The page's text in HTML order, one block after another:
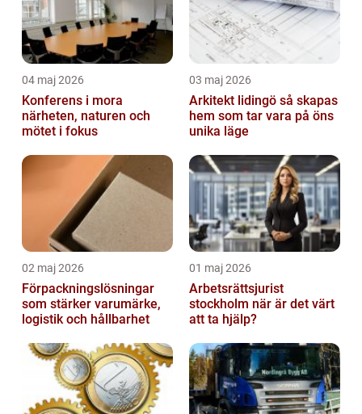
04 maj 2026
Konferens i mora
närheten, naturen och
mötet i fokus
03 maj 2026
Arkitekt lidingö så skapas
hem som tar vara på öns
unika läge
02 maj 2026
Förpackningslösningar
som stärker varumärke,
logistik och hållbarhet
01 maj 2026
Arbetsrättsjurist
stockholm när är det värt
att ta hjälp?